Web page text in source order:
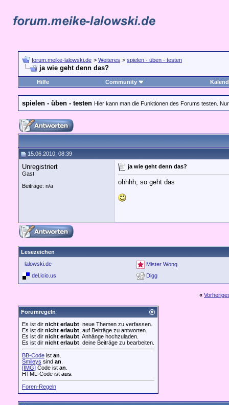
forum.meike-lalowski.de > Weiteres > spielen - üben - testen
ja wie geht denn das?
Hilfe Community
spielen - üben - testen Hier kann man die Funktionen des Forums testen.
15.06.2010, 08:39
Unregistriert
Gast
Beiträge: n/a
ja wie geht denn das?
ohhhh, so geht das
Lesezeichen
lalowski.de
Mister Wong
del.icio.us
Digg
«
Forumregeln
Es ist dir nicht erlaubt , neue Themen zu verfassen.
Es ist dir nicht erlaubt , auf Beiträge zu antworten.
Es ist dir nicht erlaubt , Anhänge hochzuladen.
Es ist dir nicht erlaubt , deine Beiträge zu bearbeiten.
BB-Code ist an
Smileys sind an
[IMG] Code ist an
HTML-Code ist aus
Foren-Regeln